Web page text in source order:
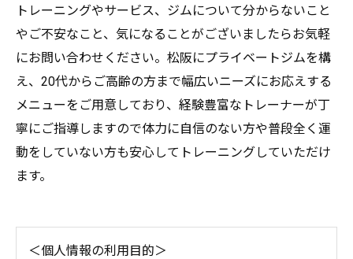
トレーニングやサービス、ジムについて分からないこと
やご不安なこと、気になることがございましたらお気軽
にお問い合わせください。松阪にプライベートジムを構
え、20代からご高齢の方まで幅広いニーズにお応えする
メニューをご用意しており、経験豊富なトレーナーが丁
寧にご指導しますので体力に自信のない方や普段全く運
動をしていない方も安心してトレーニングしていただけ
ます。
＜個人情報の利用目的＞